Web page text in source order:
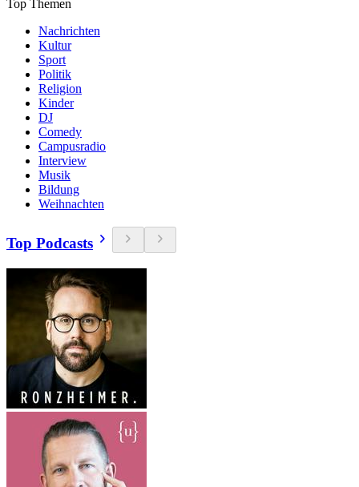
Top Themen
Nachrichten
Kultur
Sport
Politik
Religion
Kinder
DJ
Comedy
Campusradio
Interview
Musik
Bildung
Weihnachten
Top Podcasts